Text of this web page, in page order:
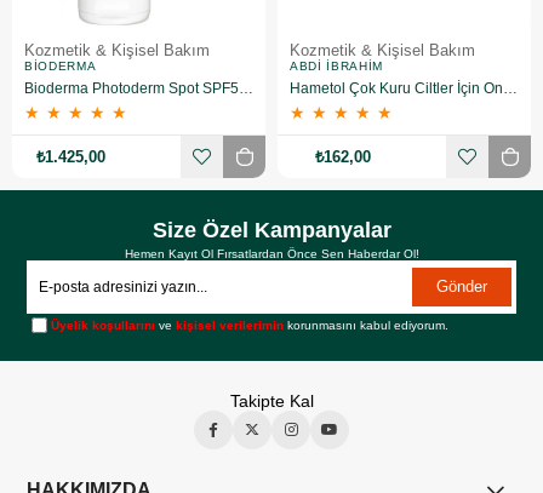
Kozmetik & Kişisel Bakım
BIODERMA
★ ★ ★ ★ ★
₺1.425,00
Kozmetik & Kişisel Bakım
ABDI İBRAHIM
★ ★ ★ ★ ★
₺162,00
Size Özel Kampanyalar
Hemen Kayıt Ol Fırsatlardan Önce Sen Haberdar Ol!
Gönder
Üyelik koşullarını vekişisel verilerimin korunmasını kabul ediyorum.
Takipte Kal